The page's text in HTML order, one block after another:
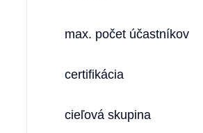
max. počet účastníkov
certifikácia
cieľová skupina